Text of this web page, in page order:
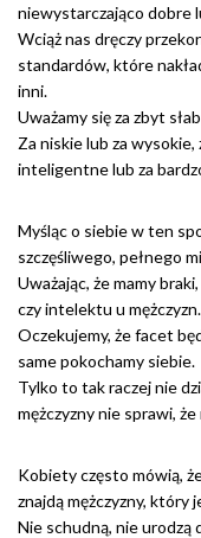
niewystarczająco dobre
Wciąż nas dręczy
standardów, które
inni.
Uważamy się za zbyt
Za niskie lub za wysokie,
inteligentne lub za
Myśląc o siebie w ten
szczęśliwego, pełnego
Uważając, że mamy
czy intelektu u mężczyzn.
Oczekujemy, że facet
same pokochamy siebie.
Tylko to tak raczej nie
mężczyzny nie sprawi,
Kobiety często mówią,
znajdą mężczyzny, który
Nie schudną, nie urodzą